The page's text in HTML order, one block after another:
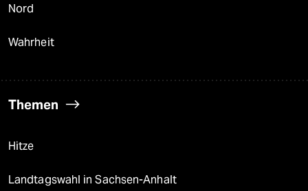
Nord
Wahrheit
Themen
Hitze
Landtagswahl in Sachsen-Anhalt